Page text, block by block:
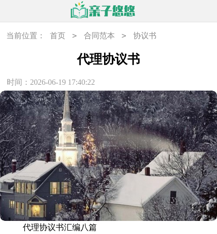
当前位置： 首页 > 合同范本 > 协议书
代理协议书
时间：2026-06-19 17:40:22
代理协议书汇编八篇